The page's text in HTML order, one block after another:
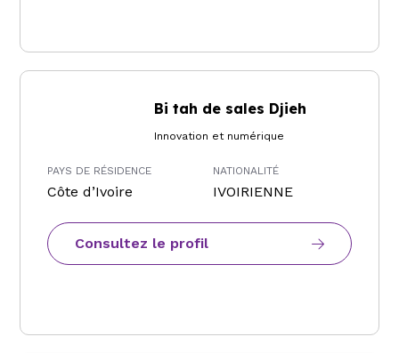
Bi tah de sales Djieh
Innovation et numérique
PAYS DE RÉSIDENCE
Côte d’Ivoire
NATIONALITÉ
IVOIRIENNE
Consultez le profil